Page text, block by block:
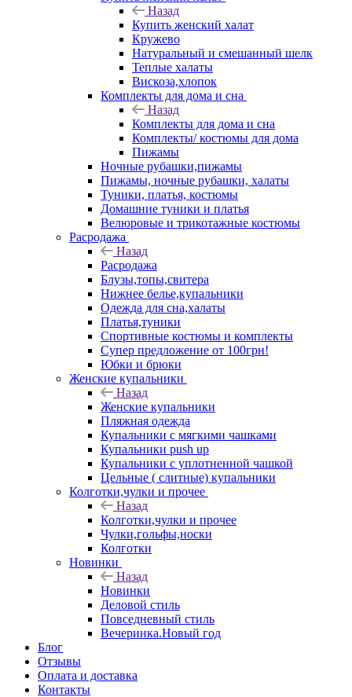
Назад
Купить женский халат
Кружево
Натуральный и смешанный шелк
Теплые халаты
Вискоза,хлопок
Комплекты для дома и сна
Назад
Комплекты для дома и сна
Комплекты/ костюмы для дома
Пижамы
Ночные рубашки,пижамы
Пижамы, ночные рубашки, халаты
Туники, платья, костюмы
Домашние туники и платья
Велюровые и трикотажные костюмы
Расродажа
Назад
Расродажа
Блузы,топы,свитера
Нижнее белье,купальники
Одежда для сна,халаты
Платья,туники
Спортивные костюмы и комплекты
Супер предложение от 100грн!
Юбки и брюки
Женские купальники
Назад
Женские купальники
Пляжная одежда
Купальники с мягкими чашками
Купальники push up
Купальники с уплотненной чашкой
Цельные ( слитные) купальники
Колготки,чулки и прочее
Назад
Колготки,чулки и прочее
Чулки,гольфы,носки
Колготки
Новинки
Назад
Новинки
Деловой стиль
Повседневный стиль
Вечеринка.Новый год
Блог
Отзывы
Оплата и доставка
Контакты